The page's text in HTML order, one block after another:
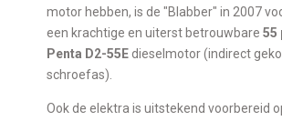
motor hebben, is de "Blabber" in 2007
een krachtige en uiterst betrouwbare55
Penta D2-55E dieselmotor (indirect
schroefas).
Ook de elektra is uitstekend voorbereid